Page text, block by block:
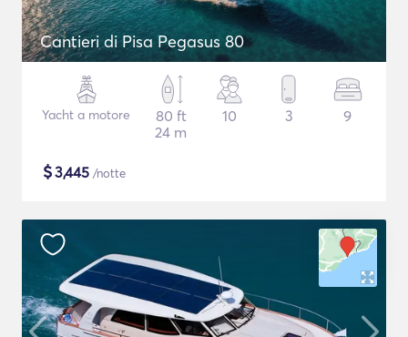
Cantieri di Pisa Pegasus 80
Yacht a motore
80 ft
24 m
10 3 9
$3,445 /notte